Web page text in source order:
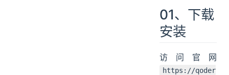
01、下载
安装
访问官网
https://qoder